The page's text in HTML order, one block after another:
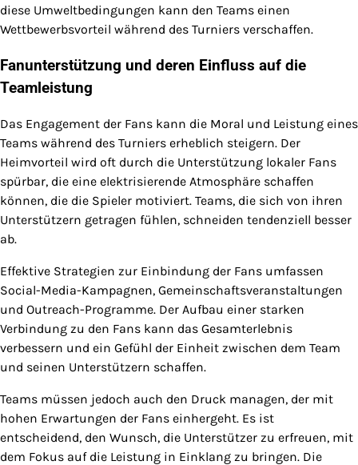
diese Umweltbedingungen kann den Teams einen
Wettbewerbsvorteil während des Turniers verschaffen.
Fanunterstützung und deren Einfluss auf die
Teamleistung
Das Engagement der Fans kann die Moral und Leistung eines
Teams während des Turniers erheblich steigern. Der
Heimvorteil wird oft durch die Unterstützung lokaler Fans
spürbar, die eine elektrisierende Atmosphäre schaffen
können, die die Spieler motiviert. Teams, die sich von ihren
Unterstützern getragen fühlen, schneiden tendenziell besser
ab.
Effektive Strategien zur Einbindung der Fans umfassen
Social-Media-Kampagnen, Gemeinschaftsveranstaltungen
und Outreach-Programme. Der Aufbau einer starken
Verbindung zu den Fans kann das Gesamterlebnis
verbessern und ein Gefühl der Einheit zwischen dem Team
und seinen Unterstützern schaffen.
Teams müssen jedoch auch den Druck managen, der mit
hohen Erwartungen der Fans einhergeht. Es ist
entscheidend, den Wunsch, die Unterstützer zu erfreuen, mit
dem Fokus auf die Leistung in Einklang zu bringen. Die